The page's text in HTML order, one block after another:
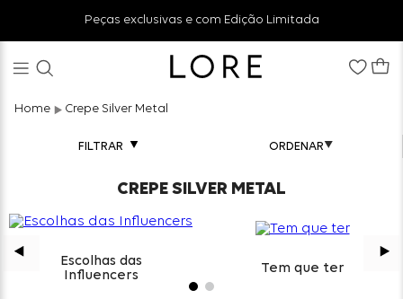
Peças exclusivas e com Edição Limitada
Crepe Silver Metal
FILTRAR
CREPE SILVER METAL
Escolhas das
Influencers
Tem que ter